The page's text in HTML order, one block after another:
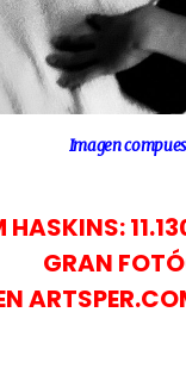
Imagen
HASKINS:
GRAN